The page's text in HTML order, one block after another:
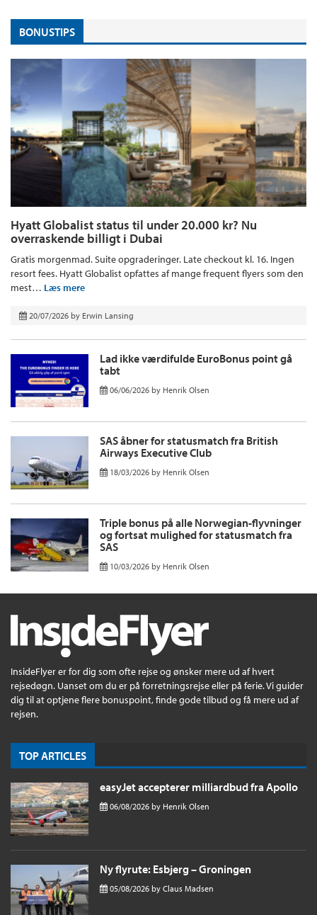
BONUSTIPS
Hyatt Globalist status til under 20.000 kr? Nu
overraskende billigt i Dubai
Gratis morgenmad. Suite opgraderinger. Late checkout kl. 16. Ingen
resort fees. Hyatt Globalist opfattes af mange frequent flyers som den
mest… Læs mere
20/07/2026 by Erwin Lansing
Lad ikke værdifulde EuroBonus point gå
tabt
06/06/2026 by Henrik Olsen
SAS åbner for statusmatch fra British
Airways Executive Club
18/03/2026 by Henrik Olsen
Triple bonus på alle Norwegian-flyvninger
og fortsat mulighed for statusmatch fra
SAS
10/03/2026 by Henrik Olsen
InsideFlyer er for dig som ofte rejse og ønsker mere ud af hvert
rejsedøgn. Uanset om du er på forretningsrejse eller på ferie. Vi guider
dig til at optjene flere bonuspoint, finde gode tilbud og få mere ud af
rejsen.
TOP ARTICLES
easyJet accepterer milliardbud fra Apollo
06/08/2026 by Henrik Olsen
Ny flyrute: Esbjerg – Groningen
05/08/2026 by Claus Madsen